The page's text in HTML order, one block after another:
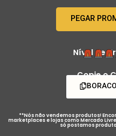
PEGAR
Nível de
Copie o
**Nós não vendemos produtos!
marketplaces e lojas como Mercado
só postamos